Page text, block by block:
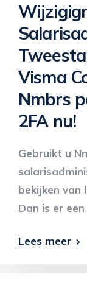
Visma
Nmbrs
2FA nu!
Gebruikt u
bekijken van
Dan is er een
Lees meer